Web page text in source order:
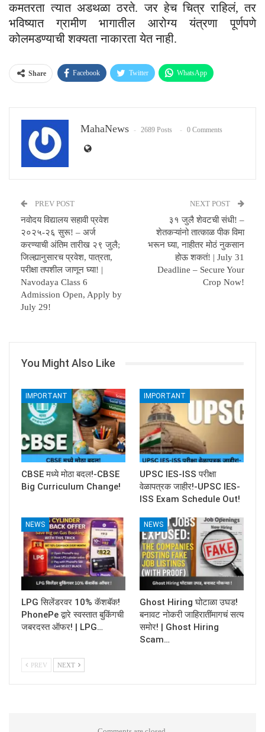
कमतरता त्यात अडथळा ठरते. जर हेच चित्र राहिलं, तर
भविष्यात ग्रामीण भागातील आरोग्य यंत्रणा पूर्णपणे
कोलमडण्याची शक्यता नाकारता येत नाही.
Share Facebook Twitter WhatsApp
MahaNews 2689 Posts 0 Comments
PREV POST
नवोदय विद्यालय सहावी प्रवेश
२०२५-२६ सुरू! – अर्ज
करण्याची अंतिम तारीख २९ जुलै;
जिल्ह्यानुसारच प्रवेश, पात्रता,
परीक्षा तपशील जाणून घ्या! |
Navodaya Class 6
Admission Open, Apply by
July 29!
NEXT POST
३१ जुलै शेवटची संधी! –
शेतकऱ्यांनो तात्काळ पीक विमा
भरून घ्या, नाहीतर मोठं नुकसान
होऊ शकतं! | July 31
Deadline – Secure Your
Crop Now!
You Might Also Like
IMPORTANT
CBSE मध्ये मोठा बदल!-CBSE
Big Curriculum Change!
IMPORTANT
UPSC IES-ISS परीक्षा
वेळापत्रक जाहीर!-UPSC IES-
ISS Exam Schedule Out!
NEWS
LPG सिलेंडरवर 10% कॅशबॅक!
PhonePe द्वारे स्वस्तात बुकिंगची
जबरदस्त ऑफर! | LPG…
NEWS
Ghost Hiring घोटाळा उघड!
बनावट नोकरी जाहिरातींमागचं सत्य
समोर! | Ghost Hiring
Scam…
PREV NEXT